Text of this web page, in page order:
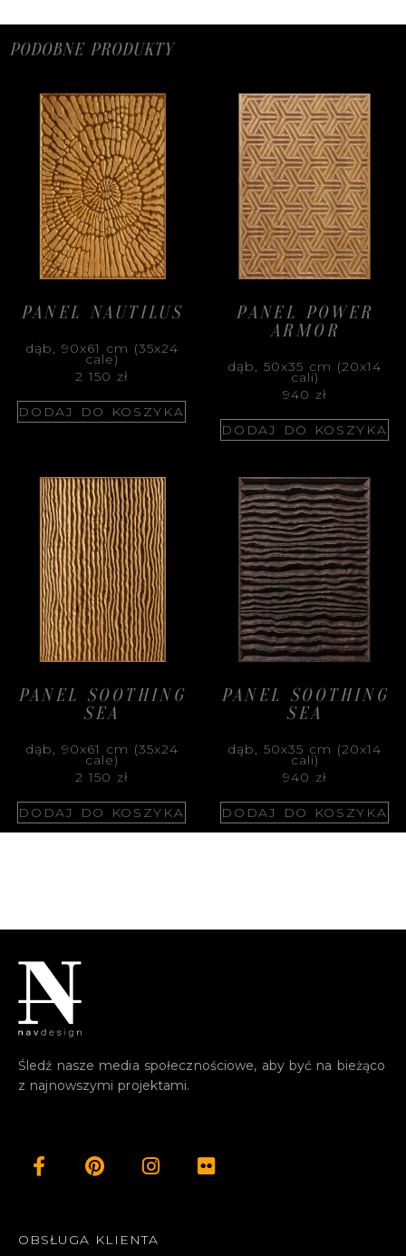
PODOBNE PRODUKTY
PANEL NAUTILUS
dąb, 90x61 cm (35x24
cale)
2 150 zł
DODAJ DO KOSZYKA
PANEL POWER
ARMOR
dąb, 50x35 cm (20x14
cali)
940 zł
DODAJ DO KOSZYKA
PANEL SOOTHING
SEA
dąb, 90x61 cm (35x24
cale)
2 150 zł
DODAJ DO KOSZYKA
PANEL SOOTHING
SEA
dąb, 50x35 cm (20x14
cali)
940 zł
DODAJ DO KOSZYKA
Śledź nasze media społecznościowe, aby być na bieżąco
z najnowszymi projektami.
OBSŁUGA KLIENTA